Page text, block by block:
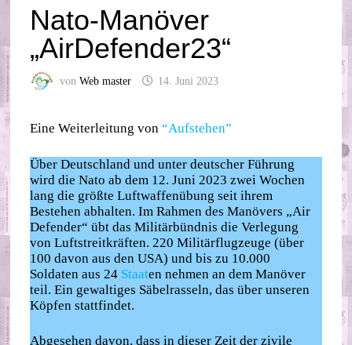
Nato-Manöver
„AirDefender23“
vonWeb master 14. Juni 2023
Eine Weiterleitung von“Aufstehen”
Über Deutschland und unter deutscher Führung
wird die Nato ab dem 12. Juni 2023 zwei Wochen
lang die größte Luftwaffenübung seit ihrem
Bestehen abhalten. Im Rahmen des Manövers „Air
Defender“ übt das Militärbündnis die Verlegung
von Luftstreitkräften. 220 Militärflugzeuge (über
100 davon aus den USA) und bis zu 10.000
Soldaten aus 24 Staaten nehmen an dem Manöver
teil. Ein gewaltiges Säbelrasseln, das über unseren
Köpfen stattfindet.
Abgesehen davon, dass in dieser Zeit der zivile